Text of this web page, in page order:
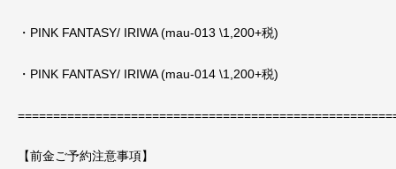
・PINK FANTASY/ IRIWA (mau-013 \1,200+税)
・PINK FANTASY/ IRIWA (mau-014 \1,200+税)
【前金ご予約注意事項】